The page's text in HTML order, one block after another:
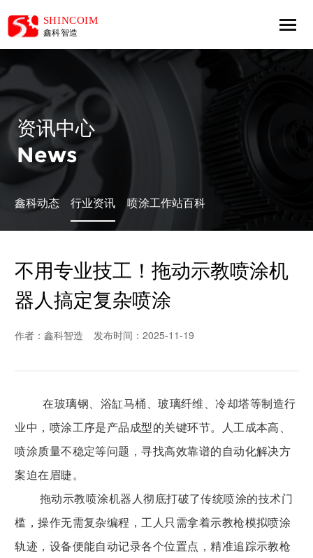
资讯中心
News
鑫科动态 行业资讯 喷涂工作站百科
不用专业技工！拖动示教喷涂机
器人搞定复杂喷涂
作者：鑫科智造 发布时间：2025-11-19
在玻璃钢、浴缸马桶、玻璃纤维、冷却塔等制造行
业中，喷涂工序是产品成型的关键环节。人工成本高、
喷涂质量不稳定等问题，寻找高效靠谱的自动化解决方
案迫在眉睫。
拖动示教喷涂机器人彻底打破了传统喷涂的技术门
槛，操作无需复杂编程，工人只需拿着示教枪模拟喷涂
轨迹，设备便能自动记录各个位置点，精准追踪示教枪